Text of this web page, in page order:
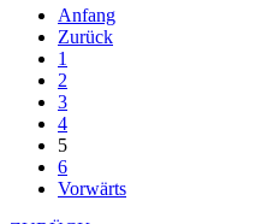
Anfang
Zurück
1
2
3
4
5
6
Vorwärts